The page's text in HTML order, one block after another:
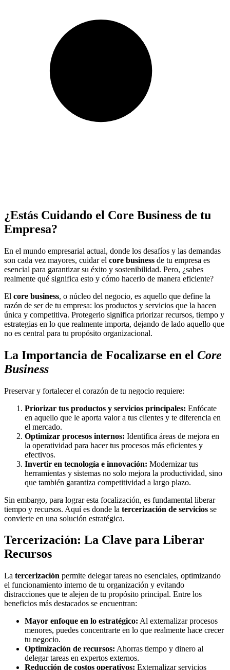
¿Estás Cuidando el Core Business de tu
Empresa?
En el mundo empresarial actual, donde los desafíos y las demandas
son cada vez mayores, cuidar el core business de tu empresa es
esencial para garantizar su éxito y sostenibilidad. Pero, ¿sabes
realmente qué significa esto y cómo hacerlo de manera eficiente?
El core business, o núcleo del negocio, es aquello que define la
razón de ser de tu empresa: los productos y servicios que la hacen
única y competitiva. Protegerlo significa priorizar recursos, tiempo y
estrategias en lo que realmente importa, dejando de lado aquello que
no es central para tu propósito organizacional.
La Importancia de Focalizarse en el Core
Business
Preservar y fortalecer el corazón de tu negocio requiere:
Priorizar tus productos y servicios principales: Enfócate
en aquello que le aporta valor a tus clientes y te diferencia en
el mercado.
Optimizar procesos internos: Identifica áreas de mejora en
la operatividad para hacer tus procesos más eficientes y
efectivos.
Invertir en tecnología e innovación: Modernizar tus
herramientas y sistemas no solo mejora la productividad, sino
que también garantiza competitividad a largo plazo.
Sin embargo, para lograr esta focalización, es fundamental liberar
tiempo y recursos. Aquí es donde la tercerización de servicios se
convierte en una solución estratégica.
Tercerización: La Clave para Liberar
Recursos
La tercerización permite delegar tareas no esenciales, optimizando
el funcionamiento interno de tu organización y evitando
distracciones que te alejen de tu propósito principal. Entre los
beneficios más destacados se encuentran:
Mayor enfoque en lo estratégico: Al externalizar procesos
menores, puedes concentrarte en lo que realmente hace crecer
tu negocio.
Optimización de recursos: Ahorras tiempo y dinero al
delegar tareas en expertos externos.
Reducción de costos operativos: Externalizar servicios